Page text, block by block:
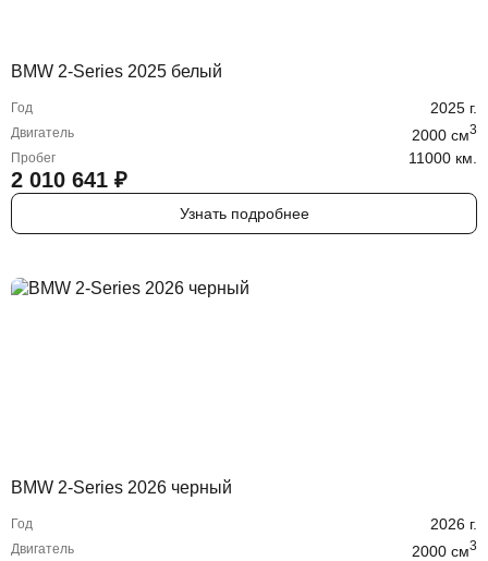
BMW 2-Series 2025 белый
Год 2025 г.
Двигатель 2000 cм3
Пробег 11000 км.
2 010 641 ₽
Узнать подробнее
BMW 2-Series 2026 черный
Год 2026 г.
Двигатель 2000 cм3